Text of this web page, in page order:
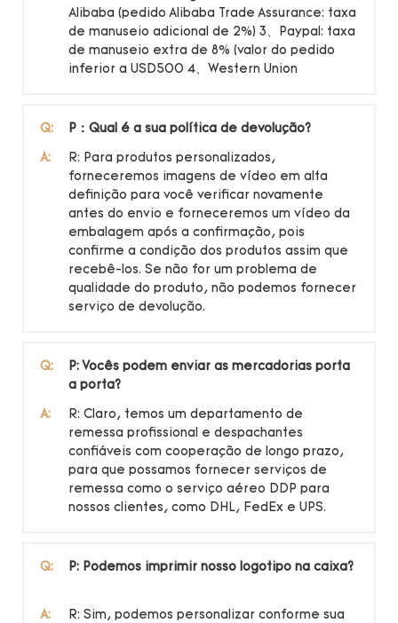
Alibaba (pedido Alibaba Trade Assurance: taxa
de manuseio adicional de 2%) 3、Paypal: taxa
de manuseio extra de 8% (valor do pedido
inferior a USD500 4、Western Union
Q: P：Qual é a sua política de devolução?
A:
R: Para produtos personalizados,
forneceremos imagens de vídeo em alta
definição para você verificar novamente
antes do envio e forneceremos um vídeo da
embalagem após a confirmação, pois
confirme a condição dos produtos assim que
recebê-los. Se não for um problema de
qualidade do produto, não podemos fornecer
serviço de devolução.
Q:
P: Vocês podem enviar as mercadorias porta
a porta?
A:
R: Claro, temos um departamento de
remessa profissional e despachantes
confiáveis ​​com cooperação de longo prazo,
para que possamos fornecer serviços de
remessa como o serviço aéreo DDP para
nossos clientes, como DHL, FedEx e UPS.
Q: P: Podemos imprimir nosso logotipo na caixa?
A:
R: Sim, podemos personalizar conforme sua